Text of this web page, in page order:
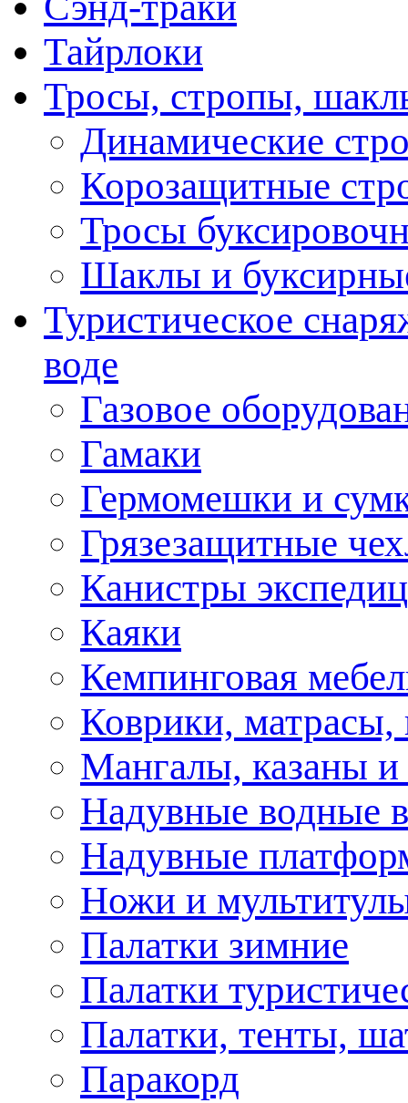
Тайрлоки
Тросы, стропы,
Динамические
Корозащитные
Тросы
Шаклы и
Туристическое
воде
Газовое
Гамаки
Гермомешки и
Грязезащитные
Канистры
Каяки
Кемпинговая
Коврики,
Мангалы, казаны и
Надувные водные
Надувные
Ножи и
Палатки зимние
Палатки
Палатки, тенты,
Паракорд